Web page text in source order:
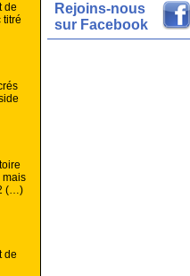
de
titré
mais
(…)
de
Rejoins-nous
sur Facebook